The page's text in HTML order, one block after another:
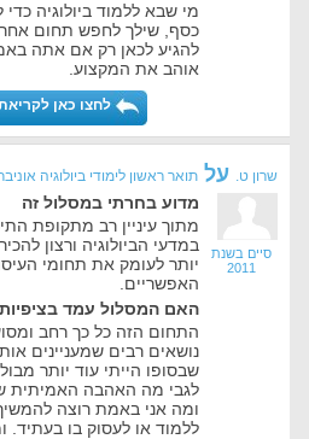
מי שבא ללמוד ביולוגיה
כסף, שילך לחפש תחום
להגיע לכאן רק אם אתה
אוהב את המקצוע.
לחצו כאן
שרון ט. על תואר ראשון לימודי ביולוגיה
סיים בשנת
2011
מדוע בחרתי במסלול זה
מתוך עיניין רב מתקופת
במדעי הביולוגיה ורצון
יותר לעומק את תחומי
האפשריים.
האם המסלול עמד בציפיות
התחום הזה כל כך רחב
נושאים רבים שמעניינים
שבסופו הייתי עוד יותר
לגבי מה האהבה האמיתית
ומה אני באמת רוצה
ללמוד או לעסוק בו בעתיד.